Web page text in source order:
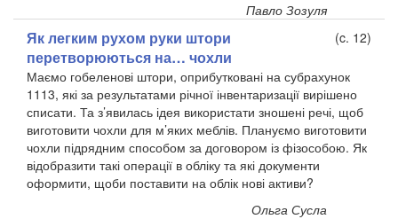
Павло Зозуля
Як легким рухом руки штори
перетворюються на… чохли
(c. 12)
Маємо гобеленові штори, оприбутковані на субрахунок
1113, які за результатами річної інвентаризації вирішено
списати. Та з’явилась ідея використати зношені речі, щоб
виготовити чохли для м’яких меблів. Плануємо виготовити
чохли підрядним способом за договором із фізособою. Як
відобразити такі операції в обліку та які документи
оформити, щоби поставити на облік нові активи?
Ольга Сусла